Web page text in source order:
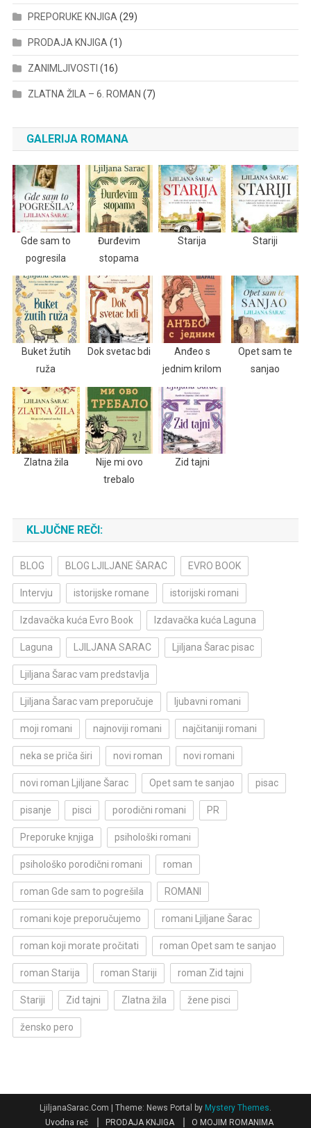
PREPORUKE KNJIGA (29)
PRODAJA KNJIGA (1)
ZANIMLJIVOSTI (16)
ZLATNA ŽILA – 6. ROMAN (7)
GALERIJA ROMANA
Gde sam to
pogresila
Đurđevim
stopama
Starija Stariji
Buket žutih
ruža
Dok svetac bdi
Anđeo s
jednim krilom
Opet sam te
sanjao
Zlatna žila
Nije mi ovo
trebalo
Zid tajni
KLJUČNE REČI:
BLOG BLOG LJILJANE ŠARAC EVRO BOOK
Intervju istorijske romane istorijski romani
Izdavačka kuća Evro Book Izdavačka kuća Laguna
Laguna LJILJANA SARAC Ljiljana Šarac pisac
Ljiljana Šarac vam predstavlja
Ljiljana Šarac vam preporučuje ljubavni romani
moji romani najnoviji romani najčitaniji romani
neka se priča širi novi roman novi romani
novi roman Ljiljane Šarac Opet sam te sanjao pisac
pisanje pisci porodični romani PR
Preporuke knjiga psihološki romani
psihološko porodični romani roman
roman Gde sam to pogrešila ROMANI
romani koje preporučujemo romani Ljiljane Šarac
roman koji morate pročitati roman Opet sam te sanjao
roman Starija roman Stariji roman Zid tajni
Stariji Zid tajni Zlatna žila žene pisci
žensko pero
LjiljanaSarac.Com | Theme: News Portal by Mystery Themes.
Uvodna reč
PRODAJA KNJIGA O MOJIM ROMANIMA